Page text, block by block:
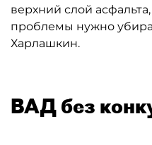
верхний слой
проблемы нужно
Харлашкин.
ВАД без